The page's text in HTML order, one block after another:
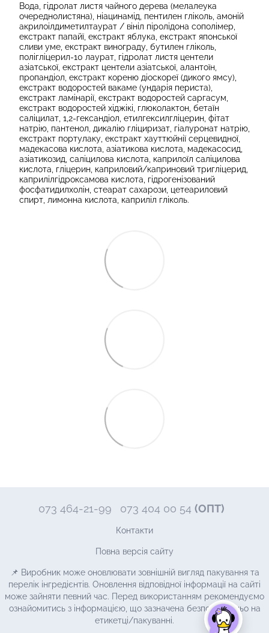
Вода, гідролат листя чайного дерева (мелалеука
очереднолистяна), ніацинамід, пентилен гліколь, амоній
акрилоілдиметилтаурат / вініл піролідона сополімер,
екстракт папайї, екстракт яблука, екстракт японської
сливи уме, екстракт винограду, бутилен гліколь,
полігліцерил-10 лаурат, гідролат листя центели
азіатської, екстракт центели азіатської, алантоїн,
пропандіол, екстракт кореню діоскореї (дикого ямсу),
екстракт водоростей вакаме (ундарія периста),
екстракт ламінарії, екстракт водоростей саргасум,
екстракт водоростей хіджікі, глюколактон, бетаїн
саліцилат, 1,2-гександіол, етилгексилгліцерин, фітат
натрію, пантенол, дикалію гліциризат, гіалуронат натрію,
екстракт портулаку, екстракт хауттюйнії серцевидної,
мадекасова кислота, азіатикова кислота, мадекасосид,
азіатикозид, саліцилова кислота, каприлоїл саліцилова
кислота, гліцерин, каприловий/каприновий тригліцерид,
каприлілгідроксамова кислота, гідрогенізований
фосфатидилхолін, стеарат сахарози, цетеариловий
спирт, лимонна кислота, каприліл гліколь.
073 464-21-99 073 404 00 54 (ОПТ)
Контакти
Повна версія сайту
📌 Виробник може оновлювати зовнішній вигляд пакування та
перелік інгредієнтів. Оновлення відповідної інформації на сайті
може зайняти певний час. Перед використанням рекомендуємо
ознайомитись з інформацією, що зазначена безпосередньо на
етикетці/пакуванні.